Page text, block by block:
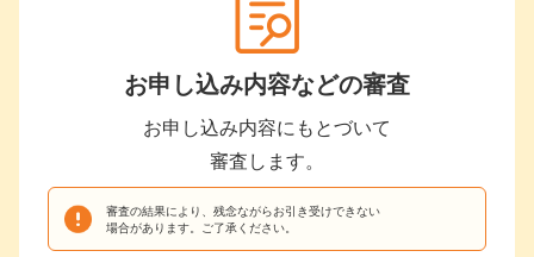
お申し込み内容などの審査
お申し込み内容にもとづいて
審査します。
審査の結果により、残念ながらお引き受けできない
場合があります。ご了承ください。